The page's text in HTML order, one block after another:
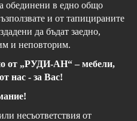
обединени в едно общо
и от тапицираните
да бъдат заедно,
и неповторим.
от „РУДИ-АН“ – мебели,
нас - за Вас!
несъответствия от